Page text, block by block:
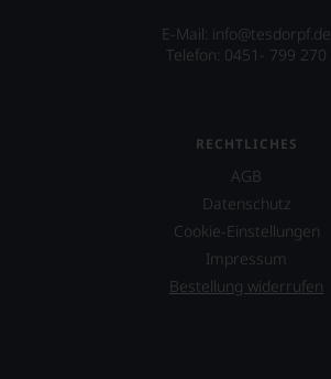
E-Mail: info@tesdorpf.de
Telefon: 0451- 799 270
RECHTLICHES
AGB
Datenschutz
Cookie-Einstellungen
Impressum
Bestellung widerrufen